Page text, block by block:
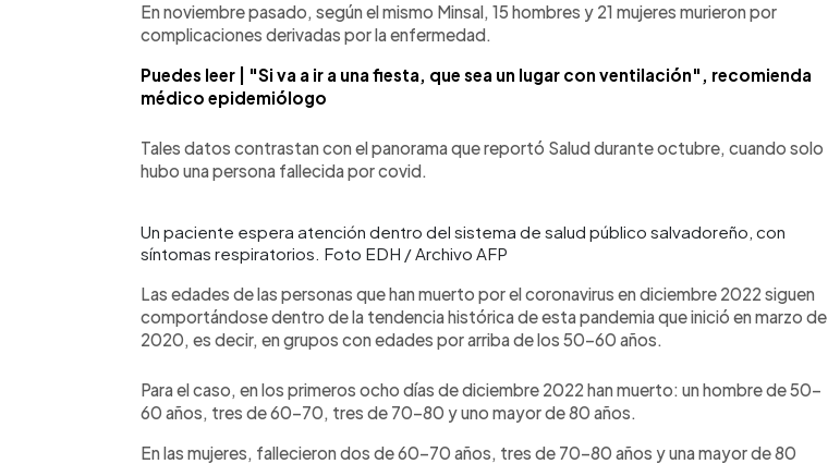
En noviembre pasado, según el mismo Minsal, 15 hombres y 21 mujeres murieron por
complicaciones derivadas por la enfermedad.
Puedes leer | "Si va a ir a una fiesta, que sea un lugar con ventilación", recomienda
médico epidemiólogo
Tales datos contrastan con el panorama que reportó Salud durante octubre, cuando solo
hubo una persona fallecida por covid.
Un paciente espera atención dentro del sistema de salud público salvadoreño, con
síntomas respiratorios. Foto EDH / Archivo AFP
Las edades de las personas que han muerto por el coronavirus en diciembre 2022 siguen
comportándose dentro de la tendencia histórica de esta pandemia que inició en marzo de
2020, es decir, en grupos con edades por arriba de los 50-60 años.
Para el caso, en los primeros ocho días de diciembre 2022 han muerto: un hombre de 50-
60 años, tres de 60-70, tres de 70-80 y uno mayor de 80 años.
En las mujeres, fallecieron dos de 60-70 años, tres de 70-80 años y una mayor de 80